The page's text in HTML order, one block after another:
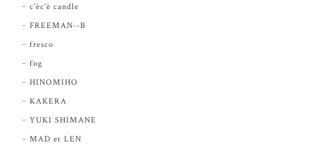
c'èc'è candle
FREEMAN--B
fresco
fog
HINOMIHO
KAKERA
YUKI SHIMANE
MAD et LEN